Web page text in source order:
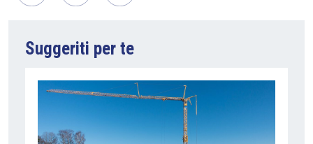
Suggeriti per te